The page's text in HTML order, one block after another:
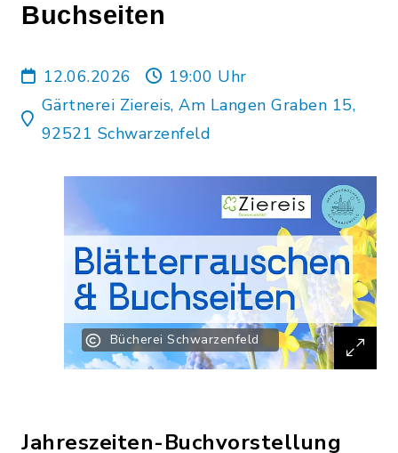
Buchseiten
12.06.2026
19:00 Uhr
Gärtnerei Ziereis, Am Langen Graben 15,
92521 Schwarzenfeld
Bücherei Schwarzenfeld
Jahreszeiten-Buchvorstellung